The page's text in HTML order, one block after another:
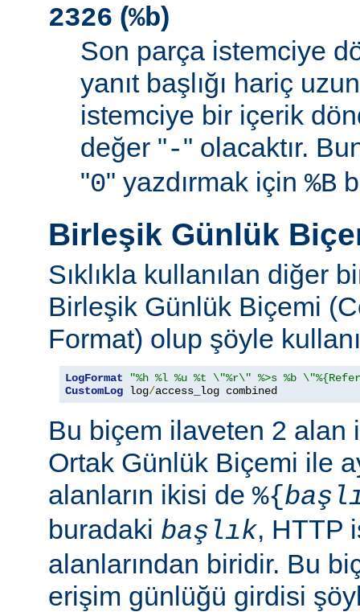
2326 (%b)
Son parça istemciye
yanıt başlığı hariç
istemciye bir içerik
değer "-" olacaktır.
"0" yazdırmak için %B
Birleşik Günlük
Sıklıkla kullanılan diğer
Birleşik Günlük Biçemi
Format) olup şöyle
LogFormat
"%h %l %u %t \"%r\" %>s %b
CustomLog log/access_log combined
Bu biçem ilaveten 2 alan
Ortak Günlük Biçemi ile
alanların ikisi de %{
buradaki başlık, HTTP
alanlarından biridir. Bu
erişim günlüğü girdisi